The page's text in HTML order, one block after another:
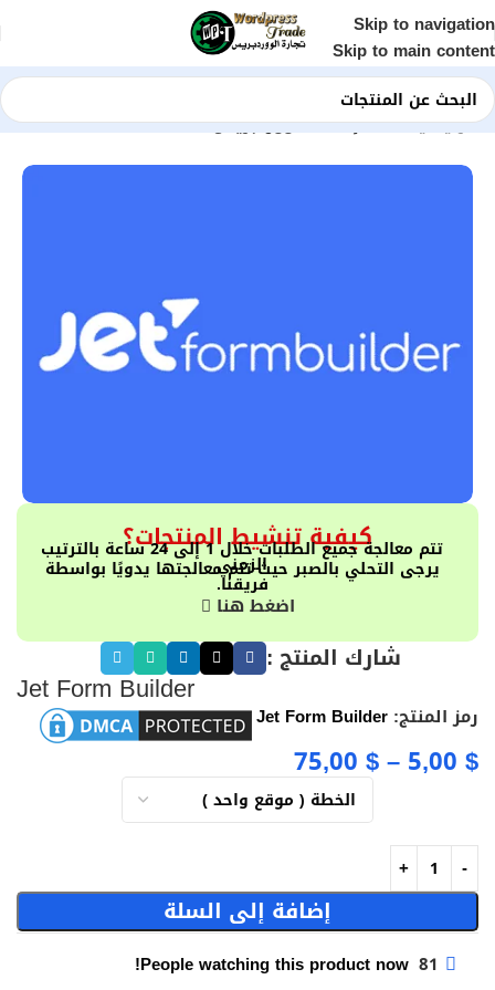
Skip to navigation
Skip to main content
الرئيسيةShopإضافات ووردبريس
كيفية تنشيط المنتجات؟تتم معالجة جميع الطلبات خلال 1 إلى 24 ساعة بالترتيب
الزمني
يرجى التحلي بالصبر حيث تتم معالجتها يدويًا بواسطة
فريقنا.
اضغط هنا
شارك المنتج :
Jet Form Builder
رمز المنتج: Jet Form Builder
5,00$
–
75,00$
إضافة إلى السلة
81
People watching this product now!